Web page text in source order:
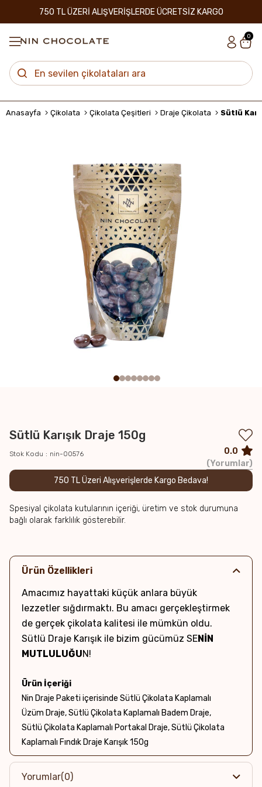
750 TL ÜZERİ ALIŞVERİŞLERDE ÜCRETSİZ KARGO
0
Anasayfa Çikolata Çikolata Çeşitleri Draje Çikolata Sütlü
Sütlü Karışık Draje 150g
Stok Kodu nin-00576
750 TL Üzeri Alışverişlerde Kargo Bedava!
Spesiyal çikolata kutularının içeriği, üretim ve stok durumuna
bağlı olarak farklılık gösterebilir.
0.0
Yorumlar
Ürün Özellikleri
Amacımız hayattaki küçük anlara büyük
lezzetler sığdırmaktı. Bu amacı gerçekleştirmek
de gerçek çikolata kalitesi ile mümkün oldu.
Sütlü Draje Karışık ile bizim gücümüz SENİN
MUTLULUĞUN!
Ürün İçeriği
Nin Draje Paketi içerisinde Sütlü Çikolata Kaplamalı
Üzüm Draje, Sütlü Çikolata Kaplamalı Badem Draje,
Sütlü Çikolata Kaplamalı Portakal Draje, Sütlü Çikolata
Kaplamalı Fındık Draje Karışık 150g
Net Ağırlık & Adet
Yorumlar(0)